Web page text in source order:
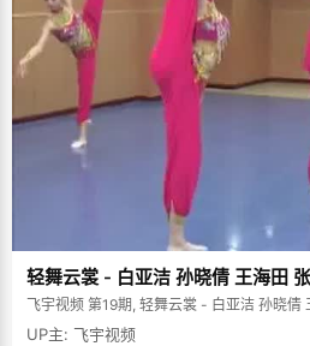
轻舞云裳 - 白亚洁 孙晓倩 王海田
飞宇视频 第19期, 轻舞云裳 - 白亚洁 孙晓倩
UP主: 飞宇视频